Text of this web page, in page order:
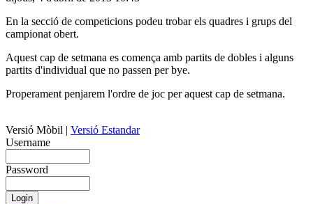
En la secció de competicions podeu trobar els quadres i grups del
campionat obert.
Aquest cap de setmana es comença amb partits de dobles i alguns
partits d'individual que no passen per bye.
Properament penjarem l'ordre de joc per aquest cap de setmana.
Versió Mòbil | Versió Estandar
Username
Password